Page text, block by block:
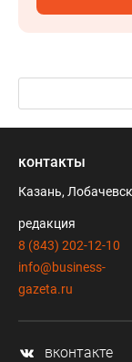
контакты
Казань,
редакция
8 (843) 202-12-10
info@business-
gazeta.ru
вконтакте